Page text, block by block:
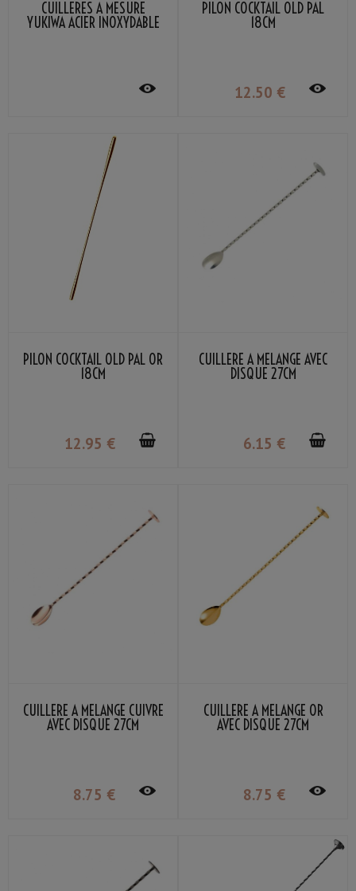
CUILLÈRES À MESURE
YUKIWA ACIER INOXYDABLE
PILON COCKTAIL OLD PAL
18CM
12.50 €
PILON COCKTAIL OLD PAL OR
18CM
12.95 €
CUILLÈRE À MÉLANGE AVEC
DISQUE 27CM
6.15 €
CUILLÈRE À MÉLANGE CUIVRE
AVEC DISQUE 27CM
8.75 €
CUILLÈRE À MÉLANGE OR
AVEC DISQUE 27CM
8.75 €